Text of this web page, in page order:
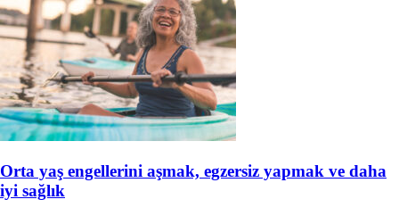
Orta yaş engellerini aşmak, egzersiz yapmak ve daha
iyi sağlık